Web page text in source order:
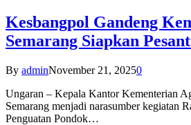
Kesbangpol Gandeng
Semarang Siapkan
By adminNovember 21, 20250
Ungaran – Kepala Kantor Kementerian
Semarang menjadi narasumber kegiatan
Penguatan Pondok…